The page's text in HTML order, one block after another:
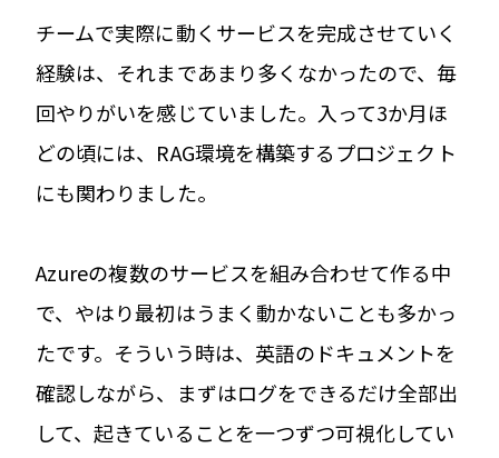
チームで実際に動くサービスを完成させていく
経験は、それまであまり多くなかったので、毎
回やりがいを感じていました。入って3か月ほ
どの頃には、RAG環境を構築するプロジェクト
にも関わりました。
Azureの複数のサービスを組み合わせて作る中
で、やはり最初はうまく動かないことも多かっ
たです。そういう時は、英語のドキュメントを
確認しながら、まずはログをできるだけ全部出
して、起きていることを一つずつ可視化してい